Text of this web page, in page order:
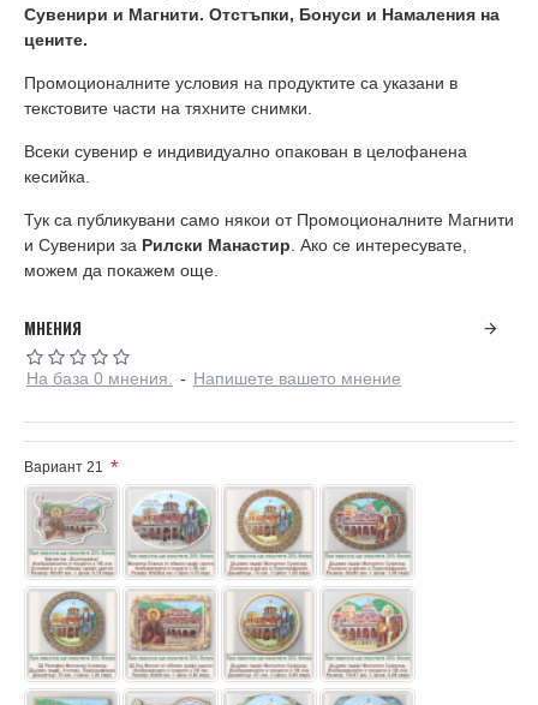
Сувенири и Магнити. Отстъпки, Бонуси и Намаления на
цените.
Промоционалните условия на продуктите са указани в
текстовите части на тяхните снимки.
Всеки сувенир е индивидуално опакован в целофанена
кесийка.
Тук са публикувани само някои от Промоционалните Магнити
и Сувенири за Рилски Манастир . Ако се интересувате,
можем да покажем още.
МНЕНИЯ
Вариант 21
На база 0 мнения. - Напишете вашето мнение